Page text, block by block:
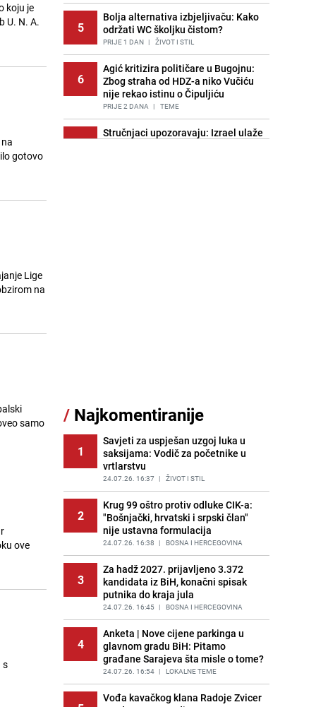
koju je
U. N. A.
gotovo
Lige
na
samo
ove
s
5
Bolja alternativa izbjeljivaču: Kako
održati WC školjku čistom?
PRIJE 1 DAN | ŽIVOT I STIL
6
Agić kritizira političare u Bugojnu:
Zbog straha od HDZ-a niko Vučiću
nije rekao istinu o Čipuljiću
PRIJE 2 DANA | TEME
7
Stručnjaci upozoravaju: Izrael ulaže
11
pad temperatura: "Jedno od
najsvježijih ljeta posljednjih
godina"
PRIJE OKO 5H BOSNA I HERCEGOVINA
12
Kao iz slastičarne: Rolada od
čokolade i kokosa bez pečenja,
jednostavan desert bez imalo muke
PRIJE 2 DANA RECEPTI
13
Tajna savršenog makedonskog
ajvara: Stari recept za kremast i
bogat okus
PRIJE 2 DANA | RECEPTI
14
Tuga potresla grad na Uni:
Preminula Lejla Muhić (39),
sugrađani u nevjerici
PRIJE 2 DANA | BOSNA I HERCEGOVINA
15
Borba trajala satima: Pogledajte
'grdosiju' od skoro tri metra koju su
braća izvukla iz mora
/ Najkomentiranije
1
Savjeti za uspješan uzgoj luka u
saksijama: Vodič za početnike u
vrtlarstvu
24.07.26. 16:37 | ŽIVOT I STIL
2
Krug 99 oštro protiv odluke CIK-a:
"Bošnjački, hrvatski i srpski član"
nije ustavna formulacija
24.07.26. 16:38 | BOSNA I HERCEGOVINA
3
Za hadž 2027. prijavljeno 3.372
kandidata iz BiH, konačni spisak
putnika do kraja jula
24.07.26. 16:45 | BOSNA I HERCEGOVINA
4
Anketa | Nove cijene parkinga u
glavnom gradu BiH: Pitamo
građane Sarajeva šta misle o tome?
24.07.26. 16:54 | LOKALNE TEME
Vođa kavačkog klana Radoje Zvicer